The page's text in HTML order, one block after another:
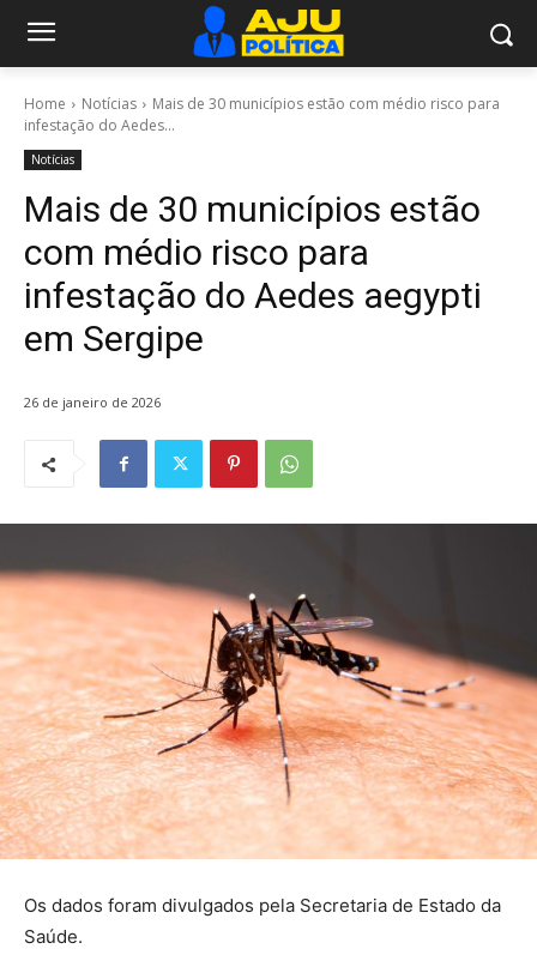
Home Notícias
Mais de 30 municípios estão com médio risco para
infestação do Aedes...
Notícias
Mais de 30 municípios estão
com médio risco para
infestação do Aedes aegypti
em Sergipe
26 de janeiro de 2026
Os dados foram divulgados pela Secretaria de Estado da
Saúde.